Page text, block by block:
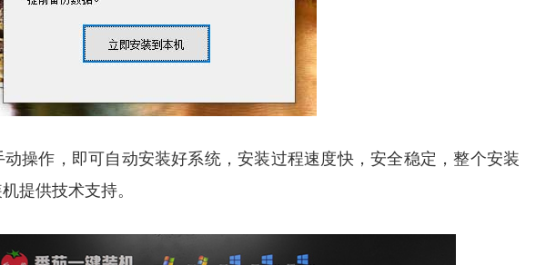
操作，即可自动安装好系统，安装过程速度快，安全稳定，整个安装
提供技术支持。